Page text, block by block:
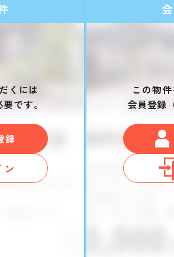
くには
です。
録
ン
この物
会員登録